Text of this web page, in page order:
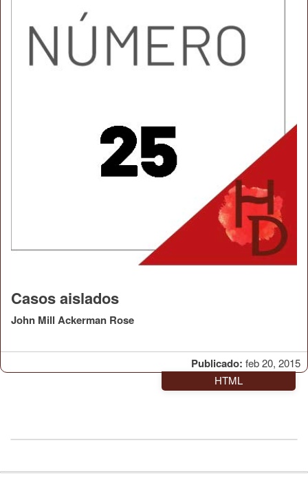
Publicado: feb 20, 2015
Casos aislados
John Mill Ackerman Rose
HTML